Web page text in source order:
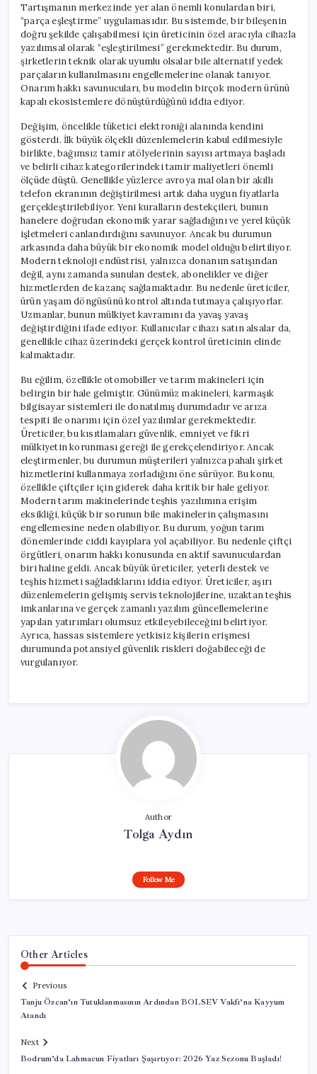
Tartışmanın merkezinde yer alan önemli konulardan biri,
“parça eşleştirme” uygulamasıdır. Bu sistemde, bir bileşenin
doğru şekilde çalışabilmesi için üreticinin özel aracıyla cihazla
yazılımsal olarak “eşleştirilmesi” gerekmektedir. Bu durum,
şirketlerin teknik olarak uyumlu olsalar bile alternatif yedek
parçaların kullanılmasını engellemelerine olanak tanıyor.
Onarım hakkı savunucuları, bu modelin birçok modern ürünü
kapalı ekosistemlere dönüştürdüğünü iddia ediyor.
Değişim, öncelikle tüketici elektroniği alanında kendini
gösterdi. İlk büyük ölçekli düzenlemelerin kabul edilmesiyle
birlikte, bağımsız tamir atölyelerinin sayısı artmaya başladı
ve belirli cihaz kategorilerindeki tamir maliyetleri önemli
ölçüde düştü. Genellikle yüzlerce avroya mal olan bir akıllı
telefon ekranının değiştirilmesi artık daha uygun fiyatlarla
gerçekleştirilebiliyor. Yeni kuralların destekçileri, bunun
hanelere doğrudan ekonomik yarar sağladığını ve yerel küçük
işletmeleri canlandırdığını savunuyor. Ancak bu durumun
arkasında daha büyük bir ekonomik model olduğu belirtiliyor.
Modern teknoloji endüstrisi, yalnızca donanım satışından
değil, aynı zamanda sunulan destek, abonelikler ve diğer
hizmetlerden de kazanç sağlamaktadır. Bu nedenle üreticiler,
ürün yaşam döngüsünü kontrol altında tutmaya çalışıyorlar.
Uzmanlar, bunun mülkiyet kavramını da yavaş yavaş
değiştirdiğini ifade ediyor. Kullanıcılar cihazı satın alsalar da,
genellikle cihaz üzerindeki gerçek kontrol üreticinin elinde
kalmaktadır.
Bu eğilim, özellikle otomobiller ve tarım makineleri için
belirgin bir hale gelmiştir. Günümüz makineleri, karmaşık
bilgisayar sistemleri ile donatılmış durumdadır ve arıza
tespiti ile onarımı için özel yazılımlar gerekmektedir.
Üreticiler, bu kısıtlamaları güvenlik, emniyet ve fikri
mülkiyetin korunması gereği ile gerekçelendiriyor. Ancak
eleştirmenler, bu durumun müşterileri yalnızca pahalı şirket
hizmetlerini kullanmaya zorladığını öne sürüyor. Bu konu,
özellikle çiftçiler için giderek daha kritik bir hale geliyor.
Modern tarım makinelerinde teşhis yazılımına erişim
eksikliği, küçük bir sorunun bile makinelerin çalışmasını
engellemesine neden olabiliyor. Bu durum, yoğun tarım
dönemlerinde ciddi kayıplara yol açabiliyor. Bu nedenle çiftçi
örgütleri, onarım hakkı konusunda en aktif savunuculardan
biri haline geldi. Ancak büyük üreticiler, yeterli destek ve
teşhis hizmeti sağladıklarını iddia ediyor. Üreticiler, aşırı
düzenlemelerin gelişmiş servis teknolojilerine, uzaktan teşhis
imkanlarına ve gerçek zamanlı yazılım güncellemelerine
yapılan yatırımları olumsuz etkileyebileceğini belirtiyor.
Ayrıca, hassas sistemlere yetkisiz kişilerin erişmesi
durumunda potansiyel güvenlik riskleri doğabileceği de
vurgulanıyor.
Author
Tolga Aydın
Follow Me
Other Articles
Previous
Tanju Özcan’ın Tutuklanmasının Ardından BOLSEV Vakfı’na Kayyum
Atandı
Next
Bodrum’da Lahmacun Fiyatları Şaşırtıyor: 2026 Yaz Sezonu Başladı!